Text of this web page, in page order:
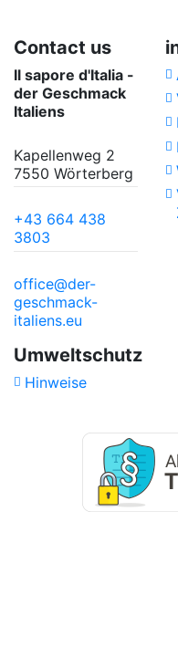
Contact us
Il sapore d'Italia -
der Geschmack
Italiens
Kapellenweg 2
7550 Wörterberg
+43 664 438
3803
office@der-
geschmack-
italiens.eu
Umweltschutz
Hinweise